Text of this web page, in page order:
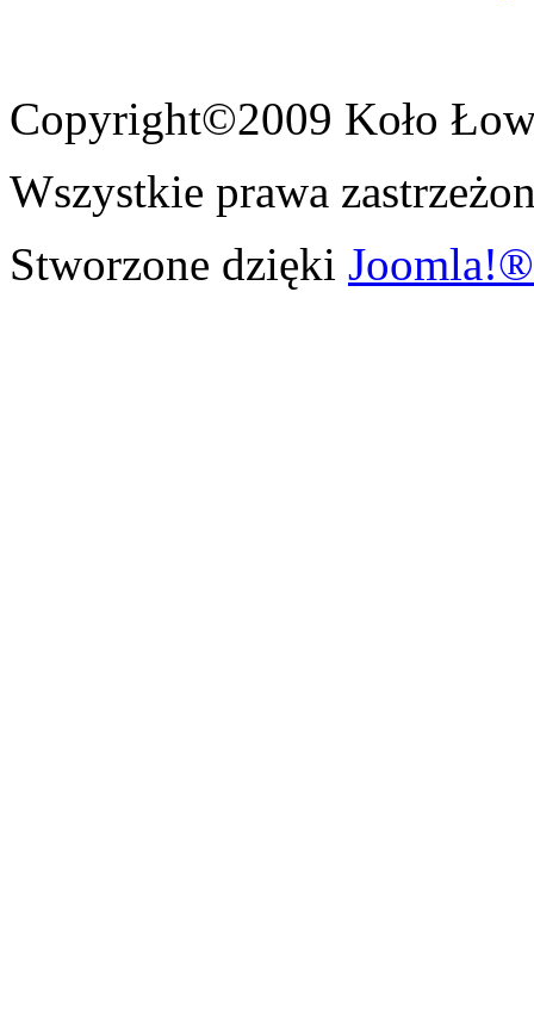
Copyright©2009 Koło
Wszystkie prawa
Stworzone dzięki Joomla!®